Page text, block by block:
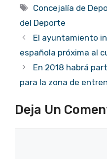
Etiquetas
Concejalía de
del Deporte
El ayuntamiento
española próxima al
En 2018 habrá
para la zona de
Deja Un